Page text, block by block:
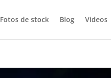
Fotos de stock Blog Videos